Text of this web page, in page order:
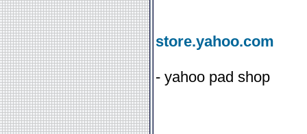
store.yahoo.com
- yahoo pad shop